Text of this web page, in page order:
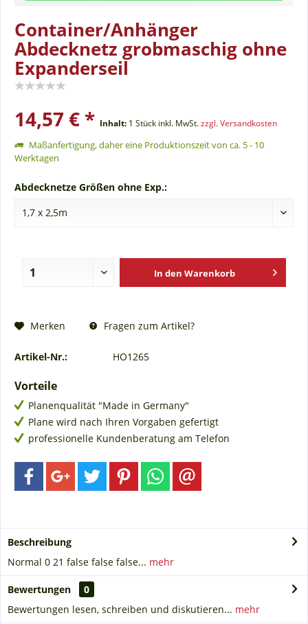
Container/Anhänger
Abdecknetz grobmaschig ohne
Expanderseil
14,57 € * Inhalt: 1 Stück inkl. MwSt.zzgl. Versandkosten
Maßanfertigung, daher eine Produktionszeit von ca. 5 - 10
Werktagen
Abdecknetze Größen ohne Exp.:
In den Warenkorb
Merken Fragen zum Artikel?
Artikel-Nr.: HO1265
Vorteile
Planenqualität "Made in Germany"
Plane wird nach Ihren Vorgaben gefertigt
professionelle Kundenberatung am Telefon
Beschreibung
Normal 0 21 false false false... mehr
Bewertungen
0
Bewertungen lesen, schreiben und diskutieren... mehr